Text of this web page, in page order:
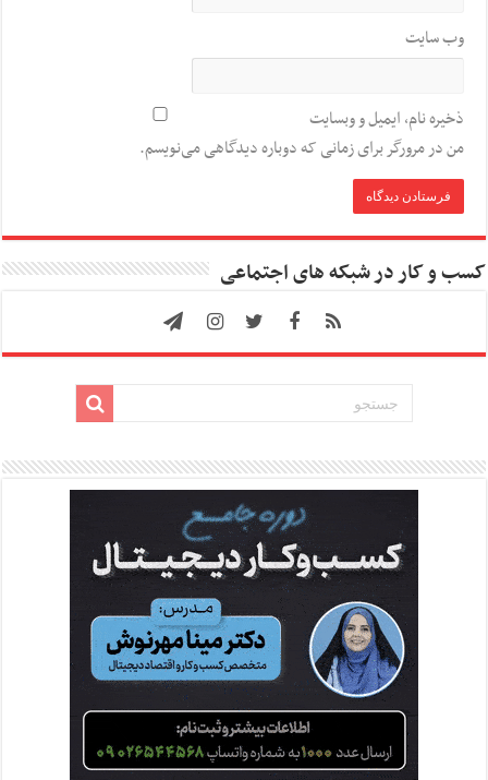
وب‌ سایت
ذخیره نام، ایمیل و وبسایت
من در مرورگر برای زمانی که دوباره دیدگاهی می‌نویسم.
کسب و کار در شبکه های اجتماعی